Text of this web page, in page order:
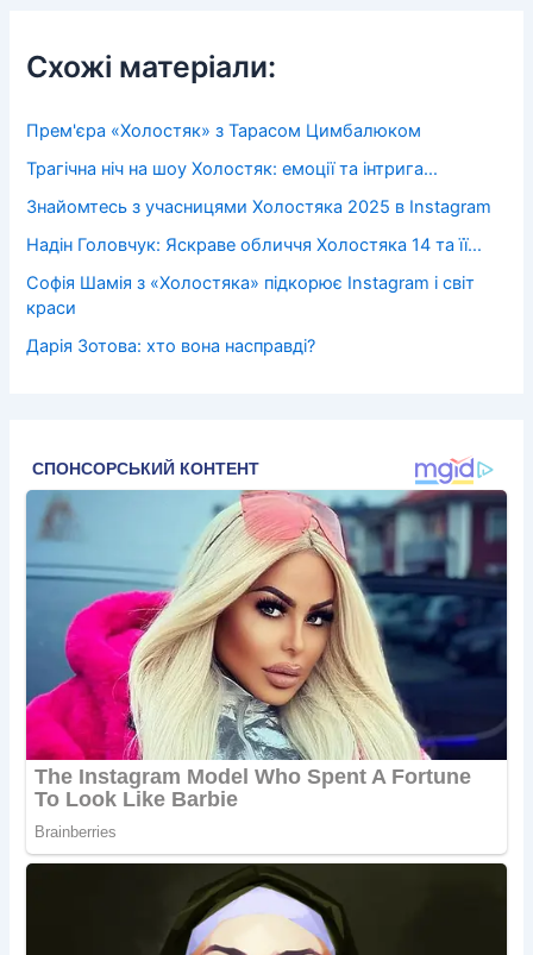
Схожі матеріали:
Прем'єра «Холостяк» з Тарасом Цимбалюком
Трагічна ніч на шоу Холостяк: емоції та інтрига…
Знайомтесь з учасницями Холостяка 2025 в Instagram
Надін Головчук: Яскраве обличчя Холостяка 14 та її…
Софія Шамія з «Холостяка» підкорює Instagram і світ
краси
Дарія Зотова: хто вона насправді?